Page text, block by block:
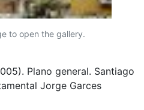
to open the gallery.
Plano general. Santiago
Jorge Garces